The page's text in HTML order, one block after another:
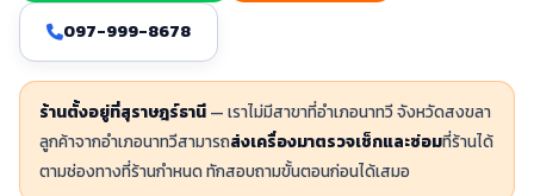
097-999-8678
ร้านตั้งอยู่ที่สุราษฎร์ธานี — เราไม่มีสาขาที่อำเภอนาทวี จังหวัดสงขลา
ลูกค้าจากอำเภอนาทวีสามารถส่งเครื่องมาตรวจเช็กและซ่อมที่ร้านได้
ตามช่องทางที่ร้านกำหนด ทักสอบถามขั้นตอนก่อนได้เสมอ